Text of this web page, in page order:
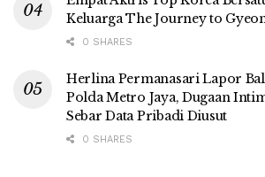
Keluarga The Journey to
0 SHARES
Herlina Permanasari Lapor
Polda Metro Jaya, Dugaan
Sebar Data Pribadi Diusut
0 SHARES